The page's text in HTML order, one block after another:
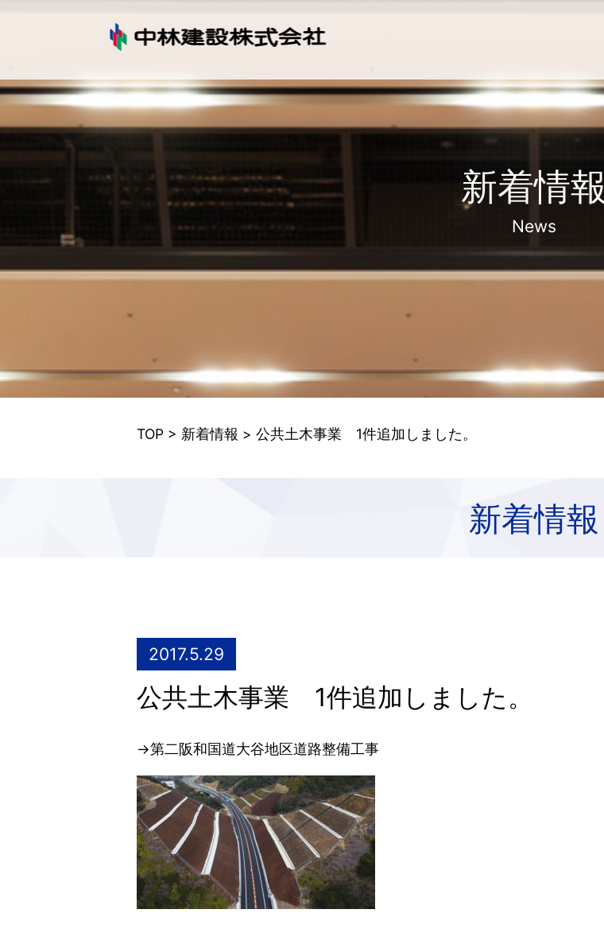
新着情報
News
TOP > 新着情報 > 公共土木事業 1件追加しました。
新着情報
2017.5.29
公共土木事業 1件追加しました。
→第二阪和国道大谷地区道路整備工事